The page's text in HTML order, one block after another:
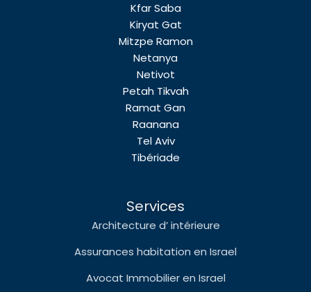
Kfar Saba
Kiryat Gat
Mitzpe Ramon
Netanya
Netivot
Petah Tikvah
Ramat Gan
Raanana
Tel Aviv
Tibériade
Services
Architecture d’ intérieure
Assurances habitation en Israel
Avocat Immobilier en Israel